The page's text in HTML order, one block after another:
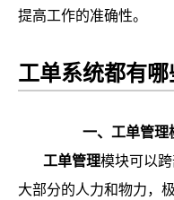
提高工作的准确性。
工单系统都有哪
一、工单管理
工单管理模块可以
大部分的人力和物力，